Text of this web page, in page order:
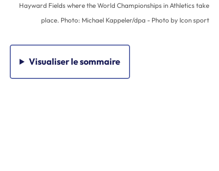
Hayward Fields where the World Championships in Athletics take
place. Photo: Michael Kappeler/dpa - Photo by Icon sport
Visualiserle sommaire